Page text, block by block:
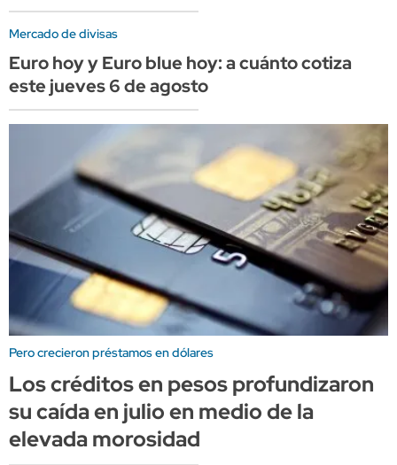
Mercado de divisas
Euro hoy y Euro blue hoy: a cuánto cotiza
este jueves 6 de agosto
Pero crecieron préstamos en dólares
Los créditos en pesos profundizaron
su caída en julio en medio de la
elevada morosidad